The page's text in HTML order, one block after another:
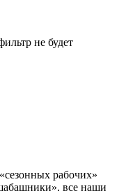
не будет
рабочих»
все наши